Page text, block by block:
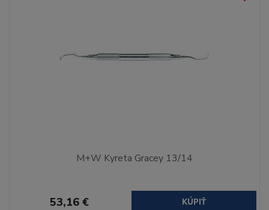
M+W Kyreta Gracey 13/14
53,16 € KÚPIŤ